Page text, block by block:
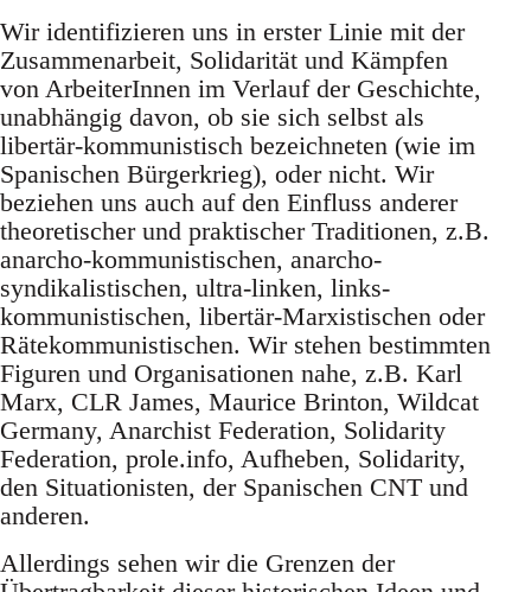
Wir identifizieren uns in erster Linie mit der
Zusammenarbeit, Solidarität und Kämpfen
von ArbeiterInnen im Verlauf der Geschichte,
unabhängig davon, ob sie sich selbst als
libertär-kommunistisch bezeichneten (wie im
Spanischen Bürgerkrieg), oder nicht. Wir
beziehen uns auch auf den Einfluss anderer
theoretischer und praktischer Traditionen, z.B.
anarcho-kommunistischen, anarcho-
syndikalistischen, ultra-linken, links-
kommunistischen, libertär-Marxistischen oder
Rätekommunistischen. Wir stehen bestimmten
Figuren und Organisationen nahe, z.B. Karl
Marx, CLR James, Maurice Brinton, Wildcat
Germany, Anarchist Federation, Solidarity
Federation, prole.info, Aufheben, Solidarity,
den Situationisten, der Spanischen CNT und
anderen.
Allerdings sehen wir die Grenzen der